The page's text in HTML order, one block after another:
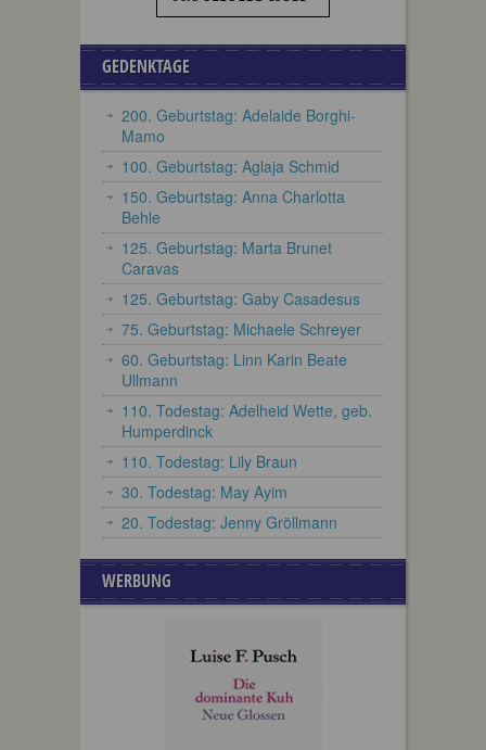
GEDENKTAGE
200. Geburtstag: Adelaide Borghi-
Mamo
100. Geburtstag: Aglaja Schmid
150. Geburtstag: Anna Charlotta
Behle
125. Geburtstag: Marta Brunet
Caravas
125. Geburtstag: Gaby Casadesus
75. Geburtstag: Michaele Schreyer
60. Geburtstag: Linn Karin Beate
Ullmann
110. Todestag: Adelheid Wette, geb.
Humperdinck
110. Todestag: Lily Braun
30. Todestag: May Ayim
20. Todestag: Jenny Gröllmann
WERBUNG